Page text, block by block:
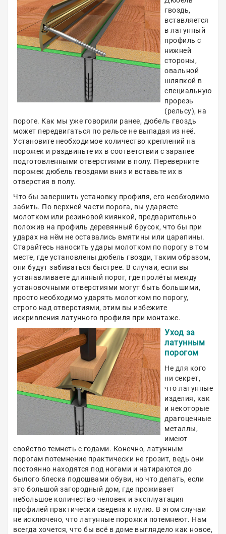
гвоздь,
вставляется
в латунный
профиль с
нижней
стороны,
овальной
шляпкой в
специальную
прорезь
(рельсу), на
пороге. Как мы уже говорили ранее, дюбель гвоздь
может передвигаться по рельсе не выпадая из неё.
Установите необходимое количество креплений на
порожек и раздвиньте их в соответствии с заранее
подготовленными отверстиями в полу. Переверните
порожек дюбель гвоздями вниз и вставьте их в
отверстия в полу.
Что бы завершить установку профиля, его необходимо
забить. По верхней части порога, вы ударяете
молотком или резиновой киянкой, предварительно
положив на профиль деревянный брусок, что бы при
ударах на нём не оставались вмятины или царапины.
Старайтесь наносить удары молотком по порогу в том
месте, где установлены дюбель гвозди, таким образом,
они будут забиваться быстрее. В случаи, если вы
устанавливаете длинный порог, где пролёты между
установочными отверстиями могут быть большими,
просто необходимо ударять молотком по порогу,
строго над отверстиями, этим вы избежите
искривления латунного профиля при монтаже.
Уход за
латунным
порогом
Не для кого
ни секрет,
что латунные
изделия, как
и некоторые
драгоценные
металлы,
имеют
свойство темнеть с годами. Конечно, латунным
порогам потемнение практически не грозит, ведь они
постоянно находятся под ногами и натираются до
былого блеска подошвами обуви, но что делать, если
это большой загородный дом, где проживает
небольшое количество человек и эксплуатация
профилей практически сведена к нулю. В этом случаи
не исключено, что латунные порожки потемнеют. Нам
всегда хочется, что бы всё в доме выглядело как новое,